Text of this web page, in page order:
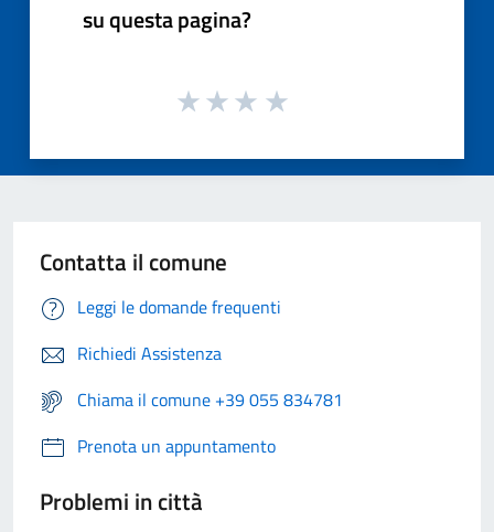
su questa pagina?
Contatta il comune
Leggi le domande frequenti
Richiedi Assistenza
Chiama il comune +39 055 834781
Prenota un appuntamento
Problemi in città